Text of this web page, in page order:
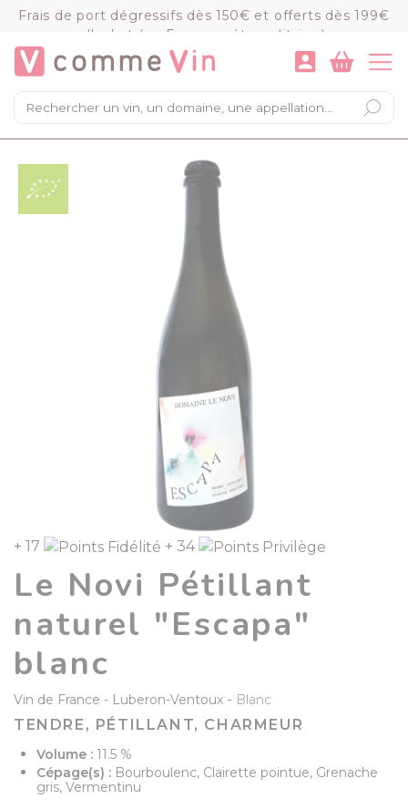
Frais de port dégressifs dès 150€ et offerts dès 199€
d'achat (en France métropolitaine)
×
Mon panier
Chargement du panier...
VOIR LE PANIER COMMANDER
+ 17 + 34
Le Novi Pétillant
naturel "Escapa"
blanc
Vin de France Luberon-Ventoux - Blanc
TENDRE, PÉTILLANT, CHARMEUR
Volume : 11.5 %
Cépage(s) : Bourboulenc, Clairette pointue, Grenache
gris, Vermentinu
Panneau de gestion des cookies